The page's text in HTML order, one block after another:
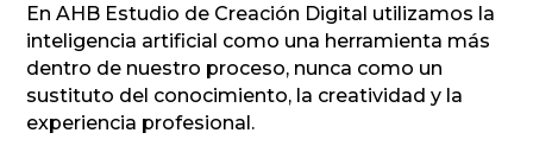
En AHB Estudio de Creación Digital utilizamos la
inteligencia artificial como una herramienta más
dentro de nuestro proceso, nunca como un
sustituto del conocimiento, la creatividad y la
experiencia profesional.